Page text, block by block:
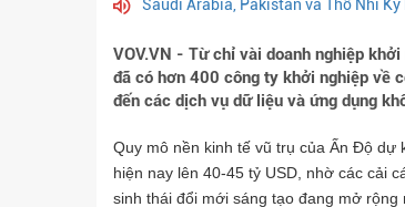
Saudi Arabia, Pakistan và Thổ Nhĩ
VOV.VN - Từ chỉ vài doanh nghiệp
đã có hơn 400 công ty khởi nghiệp về
đến các dịch vụ dữ liệu và ứng dụng
Quy mô nền kinh tế vũ trụ của Ấn Độ dự
hiện nay lên 40-45 tỷ USD, nhờ các cải
sinh thái đổi mới sáng tạo đang mở